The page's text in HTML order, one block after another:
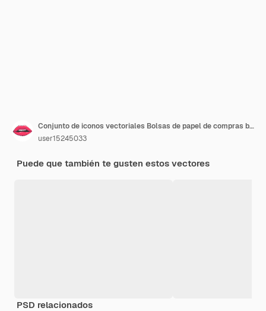
Conjunto de iconos vectoriales Bolsas de papel de compras blancas aisladas sobre fondo blanco
user15245033
Puede que también te gusten estos vectores
PSD relacionados